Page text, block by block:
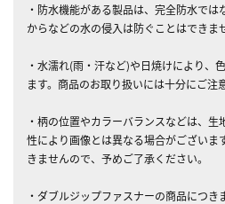
・防水機能がある製品は、完全防水で
からなどの水の侵入は防ぐことはできま
・水濡れ(雨・汗など)や日焼けにより、
ます。商品のお取り扱いには十分にご注
・柄の位置やカラーバランスなどは、
性により画像とは異なる場合がございま
きませんので、予めご了承ください。
・ダブルジップファスナーの商品につ